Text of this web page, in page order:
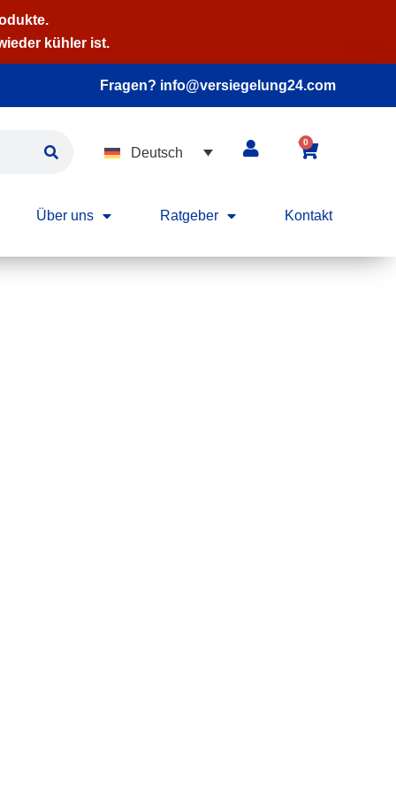
kühler ist.
Fragen? info@versiegelung24.com
Deutsch
0
Über uns Ratgeber Kontakt